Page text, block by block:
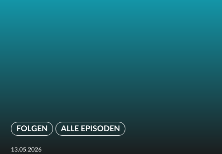
FOLGEN ALLE EPISODEN
13.05.2026